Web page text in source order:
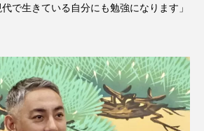
で生きている自分にも勉強になります」